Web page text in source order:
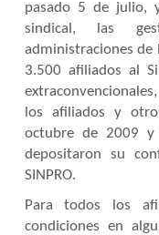
pasado 5 de julio,
sindical, las
administraciones de
3.500 afiliados al
los afiliados y
octubre de 2009
depositaron su
SINPRO.
Para todos los
condiciones en